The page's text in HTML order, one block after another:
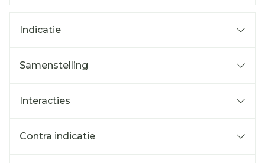
Indicatie
Samenstelling
Interacties
Contra indicatie